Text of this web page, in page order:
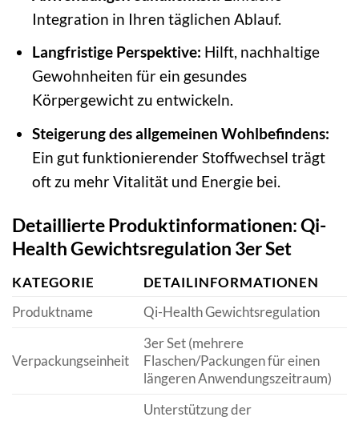
Integration in Ihren täglichen Ablauf.
Langfristige Perspektive: Hilft, nachhaltige
Gewohnheiten für ein gesundes
Körpergewicht zu entwickeln.
Steigerung des allgemeinen Wohlbefindens:
Ein gut funktionierender Stoffwechsel trägt
oft zu mehr Vitalität und Energie bei.
Detaillierte Produktinformationen: Qi-
Health Gewichtsregulation 3er Set
KATEGORIE
DETAILINFORMATIONEN
Produktname
Qi-Health Gewichtsregulation
Verpackungseinheit
3er Set (mehrere
Flaschen/Packungen für einen
längeren Anwendungszeitraum)
Unterstützung der